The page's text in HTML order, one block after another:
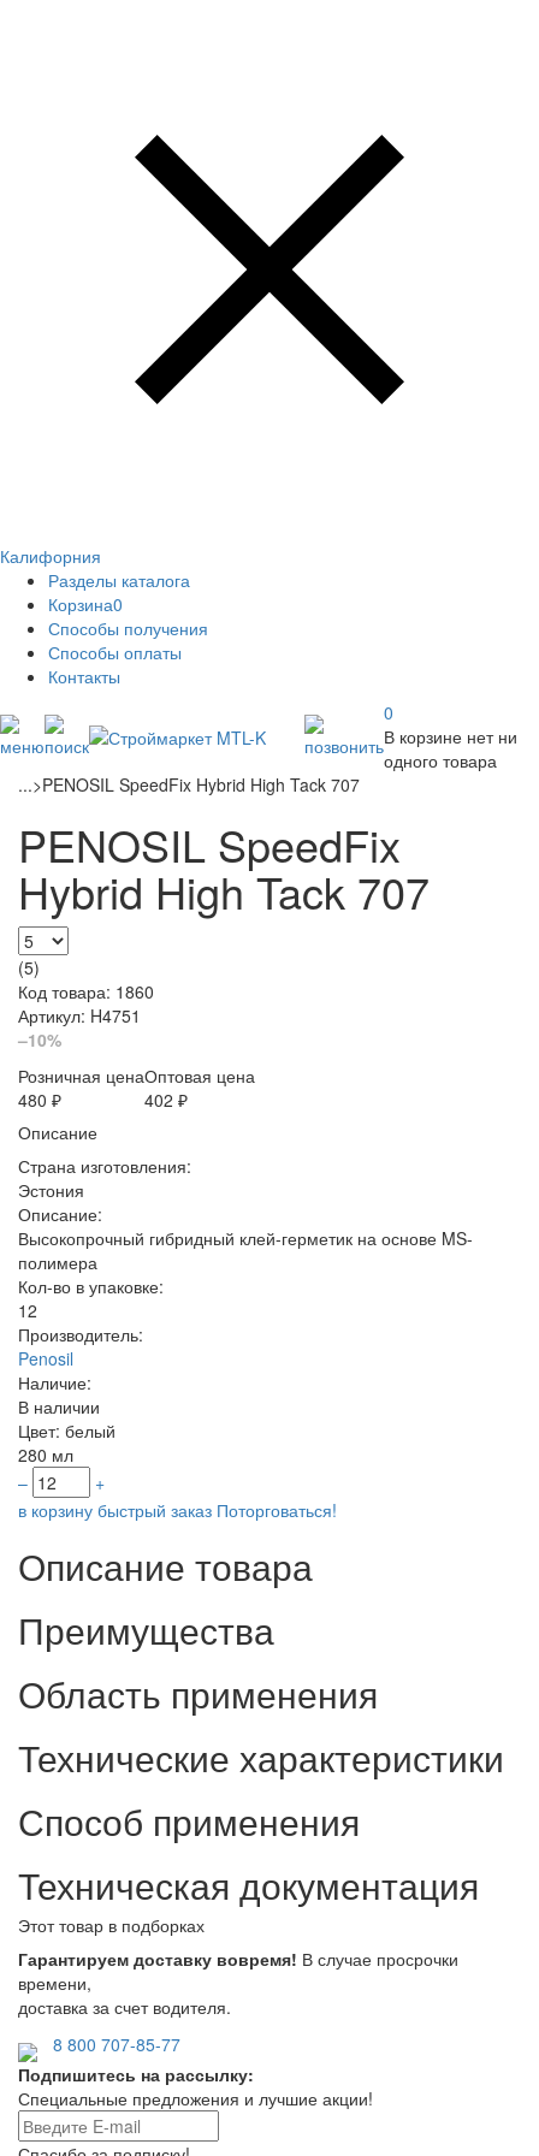
Калифорния
Разделы каталога
Корзина0
Способы получения
Способы оплаты
Контакты
0
В корзине нет ни
одного товара
...>PENOSIL SpeedFix Hybrid High Tack 707
PENOSIL SpeedFix
Hybrid High Tack 707
(5)
Код товара: 1860
Артикул: H4751
–10%
Розничная цена
480 ₽
Оптовая цена
402 ₽
Описание
Страна изготовления:
Эстония
Описание:
Высокопрочный гибридный клей-герметик на основе MS-
полимера
Кол-во в упаковке:
12
Производитель:
Penosil
Наличие:
В наличии
Цвет: белый
280 мл
–
+
в корзину быстрый заказ Поторговаться!
Описание товара
Преимущества
Область применения
Технические характеристики
Способ применения
Техническая документация
Этот товар в подборках
Гарантируем доставку вовремя! В случае просрочки
времени,
доставка за счет водителя.
8 800 707-85-77
Подпишитесь на рассылку:
Специальные предложения и лучшие акции!